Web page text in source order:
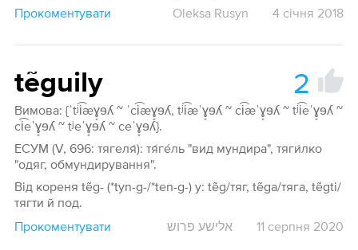
Прокоментувати Oleksa Rusyn 4 січня 2018
tẽguily 2
Вимова: {ˈtʲi͡æɣ̞ɘʎ ~ ˈci͡æɣ̞ɘʎ, tʲi͡æˈɣ̞ɘʎ ~ ci͡æˈɣ̞ɘʎ ~ tʲi͡eˈɣ̞ɘʎ ~
ci͡eˈɣ̞ɘʎ ~ tʲeˈɣ̞ɘʎ ~ ceˈɣ̞ɘʎ}.
ЕСУМ (V, 696: тягеля́): тя́гéль "вид мундира", тяги́лко
"одяг, обмундирування".
Від кореня tẽg- (*tyn-g-/*ten-g-) у: tẽg/тяг, tẽga/тяга, tẽgti/
тягти й под.
Прокоментувати
אלישע פרוש 11 серпня 2020